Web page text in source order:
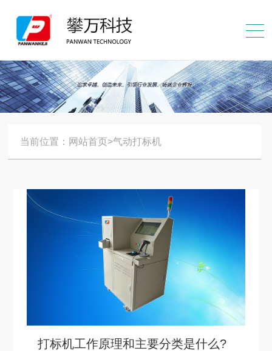
当前位置：网站首页>气动打标机
打标机工作原理和主要分类是什么?